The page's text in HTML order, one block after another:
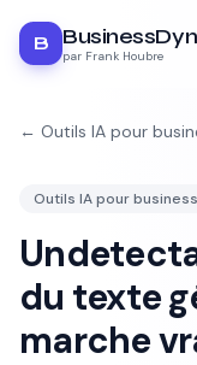
B
par Frank Houbre
← Outils IA pour
Outils IA pour business
du texte
marche